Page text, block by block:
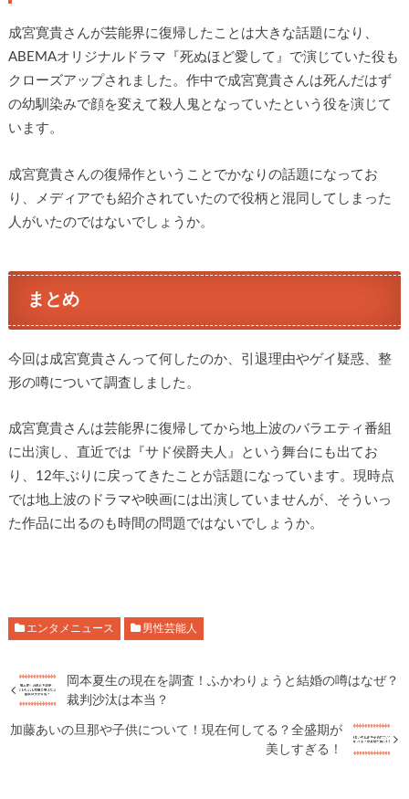
成宮寛貴さんが芸能界に復帰したことは大きな話題になり、
ABEMAオリジナルドラマ『死ぬほど愛して』で演じていた役も
クローズアップされました。作中で成宮寛貴さんは死んだはず
の幼馴染みで顔を変えて殺人鬼となっていたという役を演じて
います。
成宮寛貴さんの復帰作ということでかなりの話題になってお
り、メディアでも紹介されていたので役柄と混同してしまった
人がいたのではないでしょうか。
まとめ
今回は成宮寛貴さんって何したのか、引退理由やゲイ疑惑、整
形の噂について調査しました。
成宮寛貴さんは芸能界に復帰してから地上波のバラエティ番組
に出演し、直近では『サド侯爵夫人』という舞台にも出てお
り、12年ぶりに戻ってきたことが話題になっています。現時点
では地上波のドラマや映画には出演していませんが、そういっ
た作品に出るのも時間の問題ではないでしょうか。
エンタメニュース 男性芸能人
岡本夏生の現在を調査！ふかわりょうと結婚の噂はなぜ？
裁判沙汰は本当？
加藤あいの旦那や子供について！現在何してる？全盛期が
美しすぎる！